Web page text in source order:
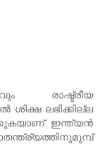
രാഷ്ട്രീയ
ശിക്ഷ ലഭിക്കില്ല
ഇന്ത്യന്‍